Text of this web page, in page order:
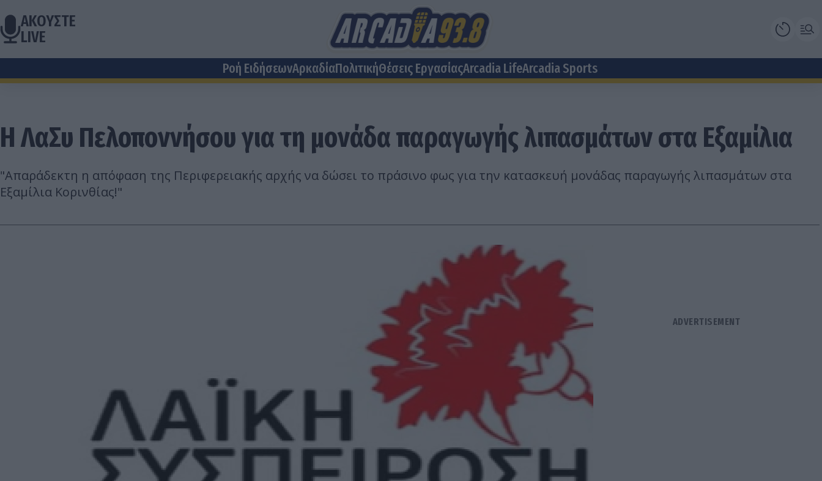
ΑΚΟΥΣΤΕ
LIVE
Ροή ΕιδήσεωνΑρκαδίαΠολιτικήΘέσεις EργασίαςArcadia LifeArcadia Sports
Η ΛαΣυ Πελοποννήσου για τη μονάδα παραγωγής λιπασμάτων στα Εξαμίλια
"Απαράδεκτη η απόφαση της Περιφερειακής αρχής να δώσει το πράσινο φως για την κατασκευή μονάδας παραγωγής λιπασμάτων στα
Εξαμίλια Κορινθίας!"